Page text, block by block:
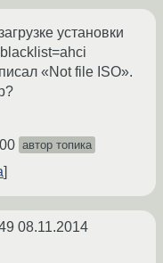
установки
«Not file ISO».
автор топика
08.11.2014